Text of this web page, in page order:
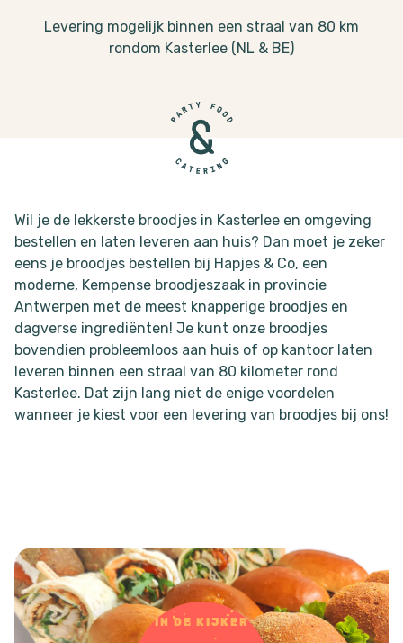
Levering mogelijk binnen een straal van 80 km
rondom Kasterlee (NL & BE)
Wil je de lekkerste broodjes in Kasterlee en omgeving
bestellen en laten leveren aan huis? Dan moet je zeker
eens je broodjes bestellen bij Hapjes & Co, een
moderne, Kempense broodjeszaak in provincie
Antwerpen met de meest knapperige broodjes en
dagverse ingrediënten! Je kunt onze broodjes
bovendien probleemloos aan huis of op kantoor laten
leveren binnen een straal van 80 kilometer rond
Kasterlee. Dat zijn lang niet de enige voordelen
wanneer je kiest voor een levering van broodjes bij ons!
IN DE KIJKER